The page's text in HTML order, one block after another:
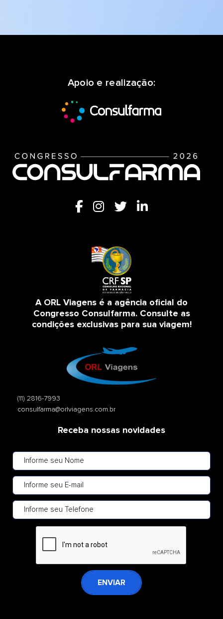
Apoio e realização:
A ORL Viagens é a agência oficial do
Congresso Consulfarma. Consulte as
condições exclusivas para sua viagem!
(11) 2816-7993
consulfarma@orlviagens.com.br
Receba nossas novidades
ENVIAR